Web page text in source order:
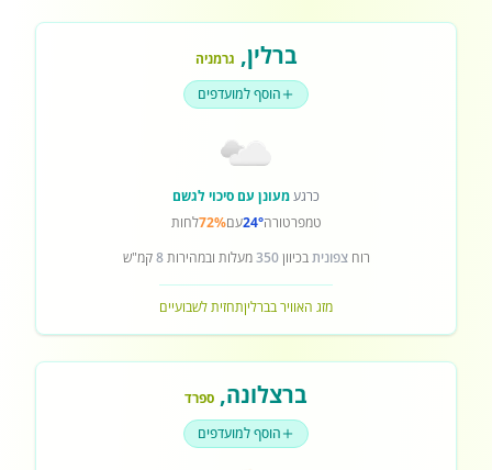
ברלין, גרמניה
הוסף למועדפים
כרגעמעונן עם סיכוי לגשם
טמפרטורה24°עם72%לחות
רוחצפוניתבכיוון350מעלות ובמהירות8קמ"ש
מזג האוויר בברליןתחזית לשבועיים
ברצלונה, ספרד
הוסף למועדפים